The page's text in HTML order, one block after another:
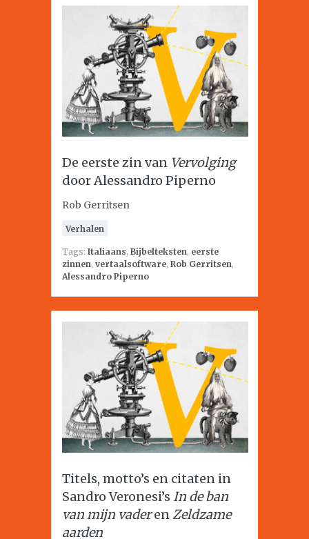
De eerste zin van Vervolging
door Alessandro Piperno
Rob Gerritsen
Verhalen
Tags: Italiaans, Bijbelteksten, eerste
zinnen, vertaalsoftware, Rob Gerritsen,
Alessandro Piperno
Titels, motto’s en citaten in
Sandro Veronesi’s In de ban
van mijn vaderenZeldzame
aarden